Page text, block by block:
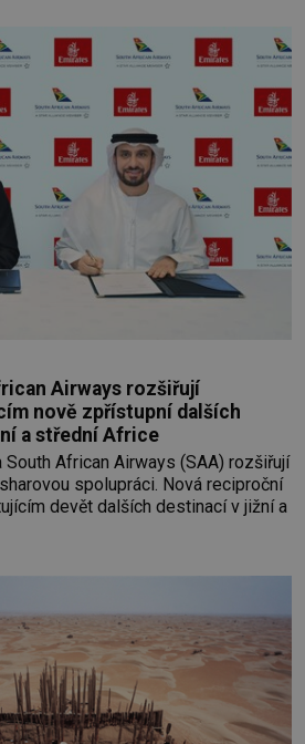
Airways rozšiřují
nově zpřístupní dalších
a střední Africe
African Airways (SAA) rozšiřují
spolupráci. Nová reciproční
devět dalších destinací v jižní a